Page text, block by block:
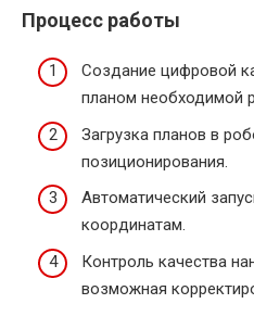
Процесс работы
Создание цифровой
планом необходимой
Загрузка планов в
позиционирования.
Автоматический
координатам.
Контроль качества
возможная